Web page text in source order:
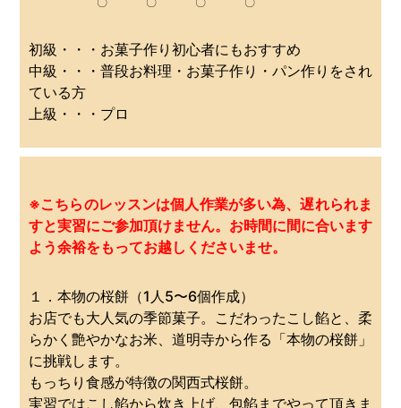
初級・・・お菓子作り初心者にもおすすめ
中級・・・普段お料理・お菓子作り・パン作りをされ
ている方
上級・・・プロ
※こちらのレッスンは個人作業が多い為、遅れられま
すと実習にご参加頂けません。お時間に間に合います
よう余裕をもってお越しくださいませ。
１．本物の桜餅（1人5〜6個作成）
お店でも大人気の季節菓子。こだわったこし餡と、柔
らかく艶やかなお米、道明寺から作る「本物の桜餅」
に挑戦します。
もっちり食感が特徴の関西式桜餅。
実習ではこし餡から炊き上げ、包餡までやって頂きま